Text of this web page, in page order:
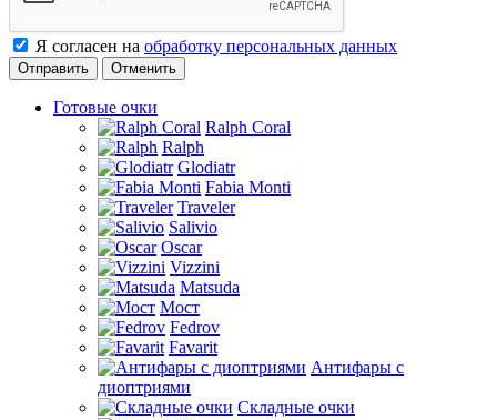
Я согласен на обработку персональных данных
Отменить
Готовые очки
Ralph Coral
Ralph
Glodiatr
Fabia Monti
Traveler
Salivio
Oscar
Vizzini
Matsuda
Мост
Fedrov
Favarit
Антифары с
диоптриями
Складные очки